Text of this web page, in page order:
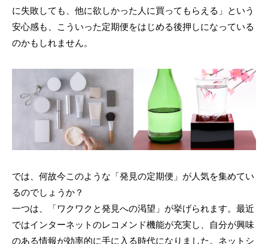
に失敗しても、他に欲しかった人に買ってもらえる」という
安心感も、こういった定期便をはじめる後押しになっている
のかもしれません。
では、何故今このような「発見の定期便」が人気を集めてい
るのでしょうか？
一つは、「ワクワクと発見への渇望」が挙げられます。最近
ではインターネットのレコメンド機能が充実し、自分が興味
のある情報が効率的に手に入る時代になりました。ネットシ